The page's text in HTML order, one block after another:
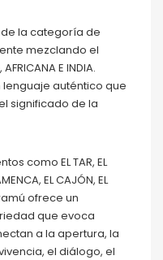
la categoría de
mezclando el
E INDIA.
auténtico que
significado de la
como EL TAR, EL
EL CAJÓN, EL
ofrece un
que evoca
a la apertura, la
el diálogo, el